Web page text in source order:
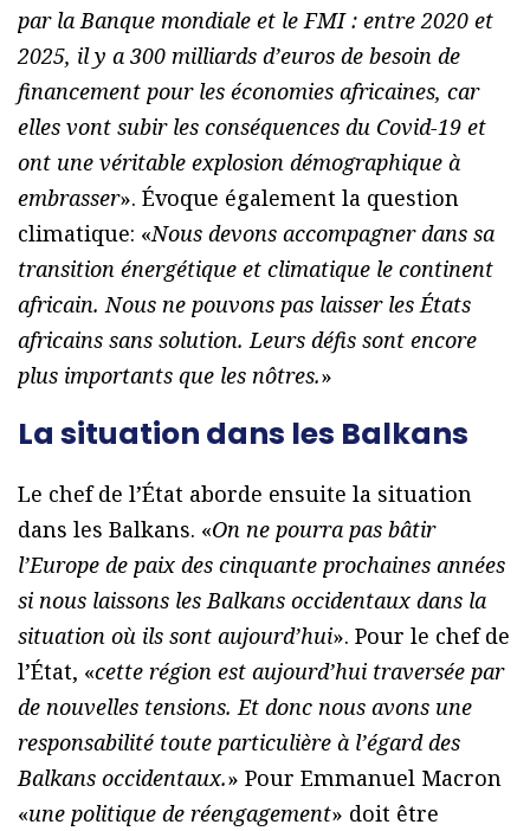
par la Banque mondiale et le FMI : entre 2020 et
2025, il y a 300 milliards d’euros de besoin de
financement pour les économies africaines, car
elles vont subir les conséquences du Covid-19 et
ont une véritable explosion démographique à
embrasser». Évoque également la question
climatique: «Nous devons accompagner dans sa
transition énergétique et climatique le continent
africain. Nous ne pouvons pas laisser les États
africains sans solution. Leurs défis sont encore
plus importants que les nôtres.»
La situation dans les Balkans
Le chef de l’État aborde ensuite la situation
dans les Balkans. «On ne pourra pas bâtir
l’Europe de paix des cinquante prochaines années
si nous laissons les Balkans occidentaux dans la
situation où ils sont aujourd’hui». Pour le chef de
l’État, «cette région est aujourd’hui traversée par
de nouvelles tensions. Et donc nous avons une
responsabilité toute particulière à l’égard des
Balkans occidentaux.» Pour Emmanuel Macron
«une politique de réengagement» doit être